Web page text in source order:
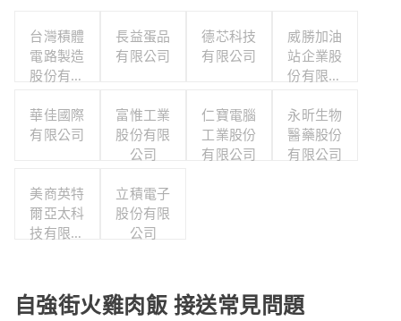
台灣積體
電路製造
股份有限
長益蛋品
有限公司
德芯科技
有限公司
威勝加油
站企業股
份有限公
華佳國際
有限公司
富惟工業
股份有限
公司
仁寶電腦
工業股份
有限公司
永昕生物
醫藥股份
有限公司
美商英特
爾亞太科
技有限公
立積電子
股份有限
公司
自強街火雞肉飯 接送常見問題